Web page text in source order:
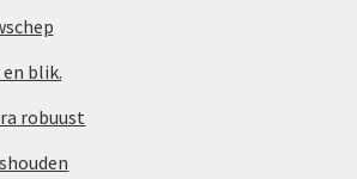
blik.
robuust